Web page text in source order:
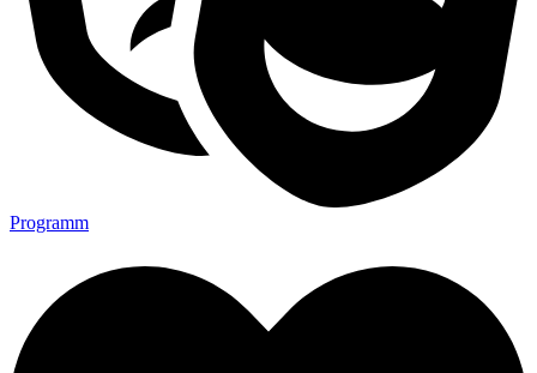
Programm